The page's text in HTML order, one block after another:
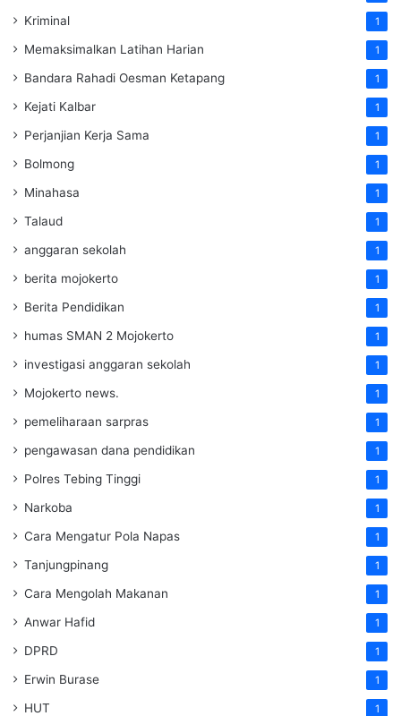
Kriminal 1
Memaksimalkan Latihan Harian 1
Bandara Rahadi Oesman Ketapang 1
Kejati Kalbar 1
Perjanjian Kerja Sama 1
Bolmong 1
Minahasa 1
Talaud 1
anggaran sekolah 1
berita mojokerto 1
Berita Pendidikan 1
humas SMAN 2 Mojokerto 1
investigasi anggaran sekolah 1
Mojokerto news. 1
pemeliharaan sarpras 1
pengawasan dana pendidikan 1
Polres Tebing Tinggi 1
Narkoba 1
Cara Mengatur Pola Napas 1
Tanjungpinang 1
Cara Mengolah Makanan 1
Anwar Hafid 1
DPRD 1
Erwin Burase 1
HUT 1